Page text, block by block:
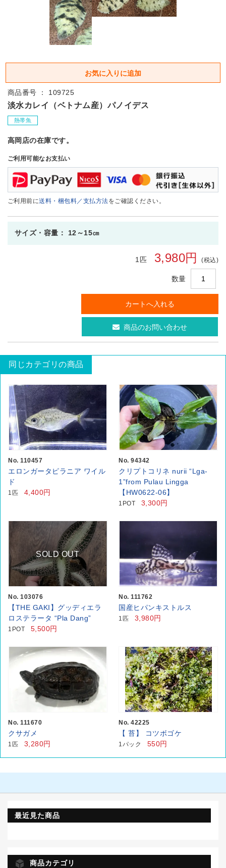
商品番号 ： 109725
淡水カレイ（ベトナム産）パノイデス
熱帯魚
高岡店の在庫です。
ご利用可能なお支払い
ご利用前に送料・梱包料／支払方法をご確認ください。
サイズ・容量： 12～15㎝
1匹 3,980円(税込)
数量
商品のお問い合わせ
同じカテゴリの商品
No. 110457
エロンガータピラニア ワイル
ド
1匹 4,400円
No. 94342
クリプトコリネ nurii “Lga-
1”from Pulau Lingga
【HW0622-06】
1POT 3,300円
SOLD OUT
No. 103076
【THE GAKI】グッディエラ
ロステラータ “Pla Dang”
1POT 5,500円
No. 111762
国産ヒパンキストルス
1匹 3,980円
No. 111670
クサガメ
1匹 3,280円
No. 42225
【 苔】 コツボゴケ
1パック 550円
最近見た商品
商品カテゴリ